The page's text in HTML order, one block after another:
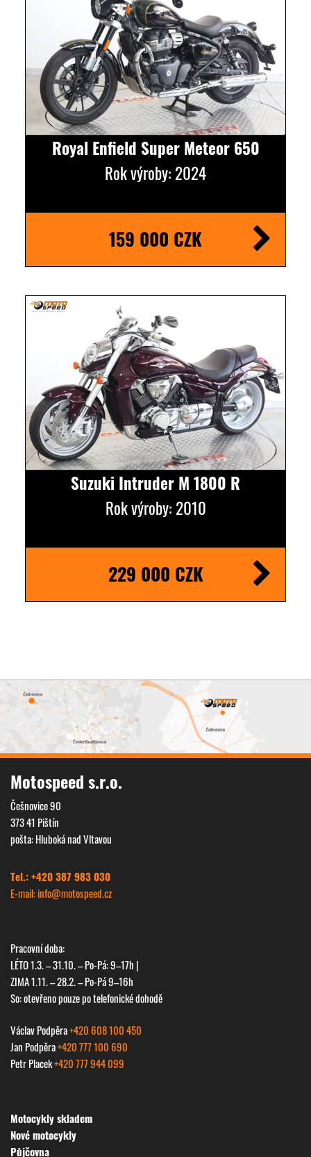
Royal Enfield Super Meteor 650
Rok výroby: 2024
159 000 CZK
Suzuki Intruder M 1800 R
Rok výroby: 2010
229 000 CZK
Motospeed s.r.o.
Češnovice 90
373 41 Pištín
pošta: Hluboká nad Vltavou
Tel.: +420 387 983 030
E-mail: info@motospeed.cz
Pracovní doba:
LÉTO 1.3. – 31.10. – Po-Pá: 9–17h |
ZIMA 1.11. – 28.2. – Po-Pá 9–16h
So: otevřeno pouze po telefonické dohodě
Václav Podpěra+420 608 100 450
Jan Podpěra+420 777 100 690
Petr Placek+420 777 944 099
Motocykly skladem
Nové motocykly
Půjčovna